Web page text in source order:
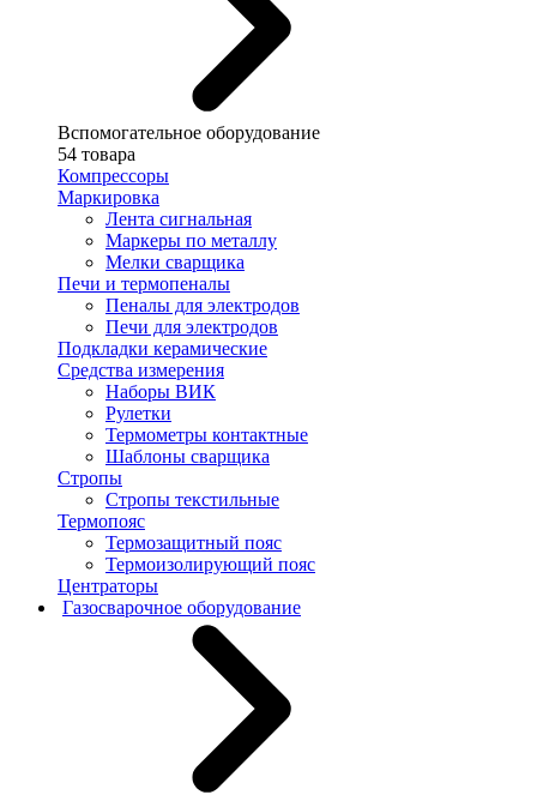
Вспомогательное оборудование
54 товара
Компрессоры
Маркировка
Лента сигнальная
Маркеры по металлу
Мелки сварщика
Печи и термопеналы
Пеналы для электродов
Печи для электродов
Подкладки керамические
Средства измерения
Наборы ВИК
Рулетки
Термометры контактные
Шаблоны сварщика
Стропы
Стропы текстильные
Термопояс
Термозащитный пояс
Термоизолирующий пояс
Центраторы
Газосварочное оборудование